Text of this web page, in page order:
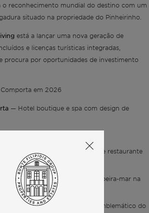
o reconhecimento mundial do destino com um
situado na propriedade do Pinheirinho.
está a lançar uma nova geração de
e licenças turísticas integradas,
procura por oportunidades de investimento
em 2026
— Hotel boutique e spa com design de
— Hotel de estilo de vida e restaurante
— Um restaurante icónico à beira-mar na
Comporta — Evento cultural emblemático do